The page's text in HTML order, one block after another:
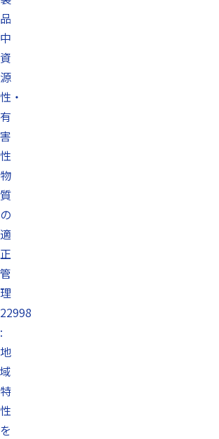
品
中
資
源
性・
有
害
性
物
質
の
適
正
管
理
22998
:
地
域
特
性
を